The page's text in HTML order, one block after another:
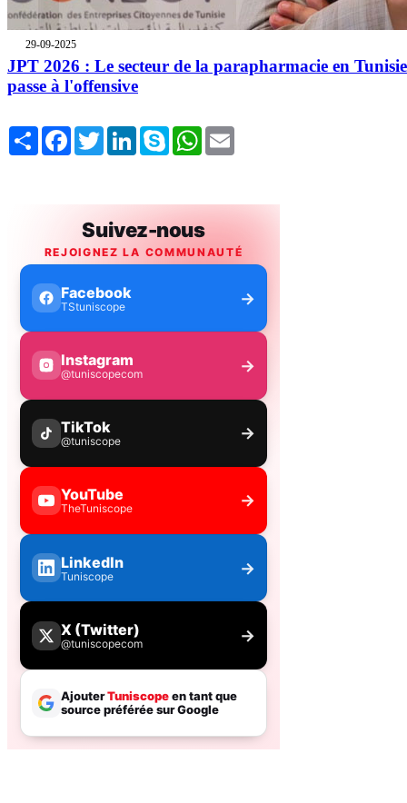
29-09-2025
JPT 2026 : Le secteur de la parapharmacie en Tunisie
passe à l'offensive
Share FacebookTwitterLinkedInSkype WhatsApp